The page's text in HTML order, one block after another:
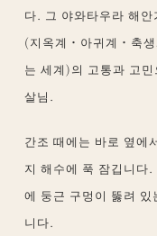
다. 그 야와타우라 해
(지옥계・아귀계・축
는 세계)의 고통과 고
살님.
간조 때에는 바로 옆에
지 해수에 푹 잠깁니다
에 둥근 구멍이 뚫려 있
니다.